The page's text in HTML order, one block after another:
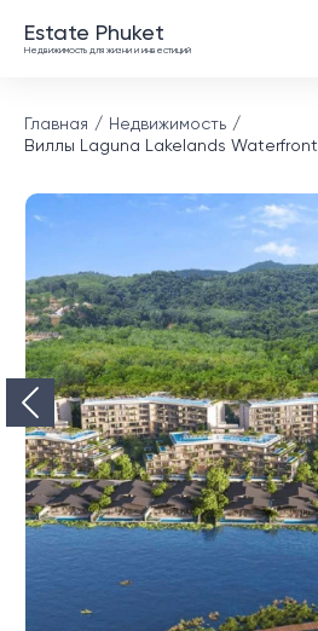
Estate Phuket
Недвижимость для жизни и инвестиций
Главная
Недвижимость
Виллы Laguna Lakelands Waterfront